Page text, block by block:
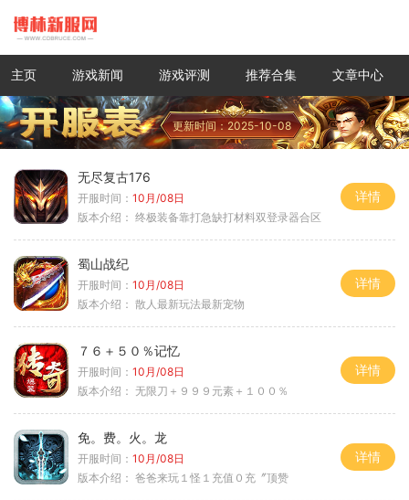
主页 游戏新闻 游戏评测 推荐合集 文章中心
更新时间：2025-10-08
无尽复古176
开服时间： 10月/08日
版本介绍： 终极装备靠打急缺打材料双登录器合区
详情
蜀山战纪
开服时间： 10月/08日
版本介绍： 散人最新玩法最新宠物
详情
７６＋５０％记忆
开服时间： 10月/08日
版本介绍： 无限刀＋９９９元素＋１００％
详情
免。费。火。龙
开服时间： 10月/08日
版本介绍： 爸爸来玩１怪１充值０充〞顶赞
详情